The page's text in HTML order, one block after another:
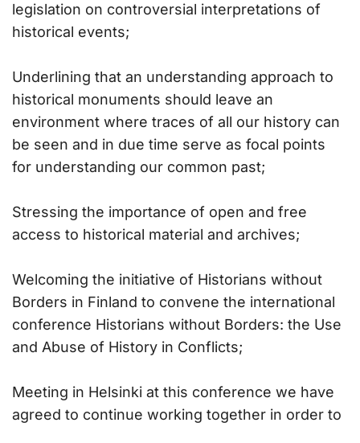
legislation on controversial interpretations of
historical events;
Underlining that an understanding approach to
historical monuments should leave an
environment where traces of all our history can
be seen and in due time serve as focal points
for understanding our common past;
Stressing the importance of open and free
access to historical material and archives;
Welcoming the initiative of Historians without
Borders in Finland to convene the international
conference Historians without Borders: the Use
and Abuse of History in Conflicts;
Meeting in Helsinki at this conference we have
agreed to continue working together in order to